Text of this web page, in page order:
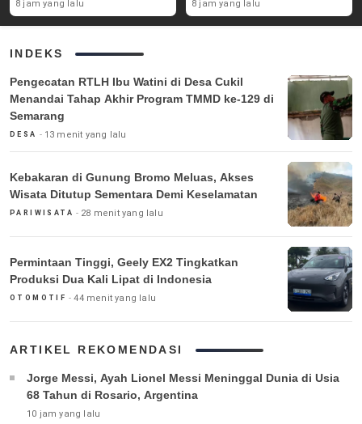
8 jam yang lalu 8 jam yang lalu
INDEKS
Pengecatan RTLH Ibu Watini di Desa Cukil
Menandai Tahap Akhir Program TMMD ke-129 di
Semarang
DESA 13 menit yang lalu
Kebakaran di Gunung Bromo Meluas, Akses
Wisata Ditutup Sementara Demi Keselamatan
PARIWISATA 28 menit yang lalu
Permintaan Tinggi, Geely EX2 Tingkatkan
Produksi Dua Kali Lipat di Indonesia
OTOMOTIF 44 menit yang lalu
ARTIKEL REKOMENDASI
Jorge Messi, Ayah Lionel Messi Meninggal Dunia di Usia
68 Tahun di Rosario, Argentina
10 jam yang lalu